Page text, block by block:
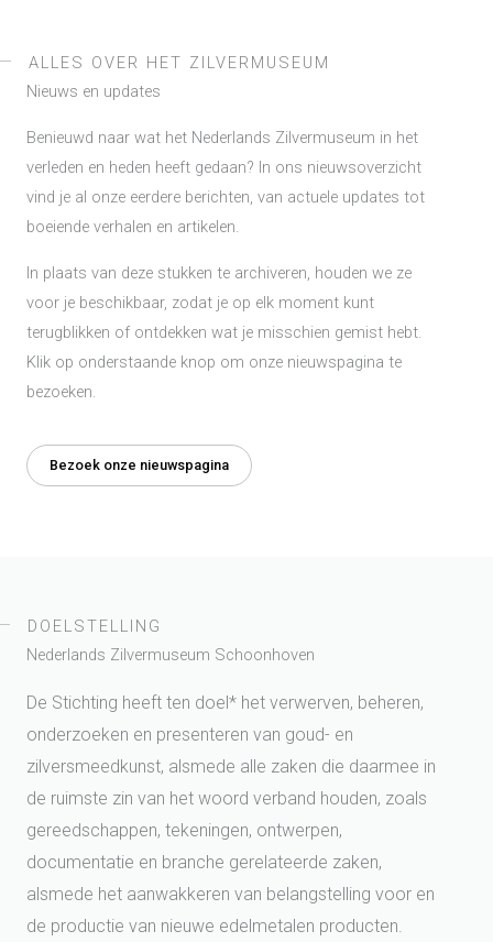
ALLES OVER HET ZILVERMUSEUM
Nieuws en updates
Benieuwd naar wat het Nederlands Zilvermuseum in het
verleden en heden heeft gedaan? In ons nieuwsoverzicht
vind je al onze eerdere berichten, van actuele updates tot
boeiende verhalen en artikelen.
In plaats van deze stukken te archiveren, houden we ze
voor je beschikbaar, zodat je op elk moment kunt
terugblikken of ontdekken wat je misschien gemist hebt.
Klik op onderstaande knop om onze nieuwspagina te
bezoeken.
Bezoek onze nieuwspagina
DOELSTELLING
Nederlands Zilvermuseum Schoonhoven
De Stichting heeft ten doel* het verwerven, beheren,
onderzoeken en presenteren van goud- en
zilversmeedkunst, alsmede alle zaken die daarmee in
de ruimste zin van het woord verband houden, zoals
gereedschappen, tekeningen, ontwerpen,
documentatie en branche gerelateerde zaken,
alsmede het aanwakkeren van belangstelling voor en
de productie van nieuwe edelmetalen producten.